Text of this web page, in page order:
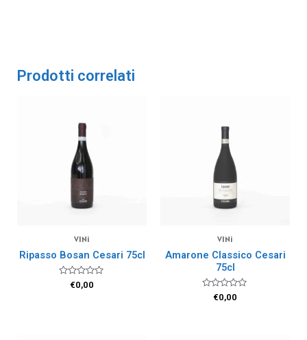
Prodotti correlati
VINi
Ripasso Bosan Cesari 75cl
Valutato
€0,00
VINi
Amarone Classico Cesari
75cl
Valutato
€0,00